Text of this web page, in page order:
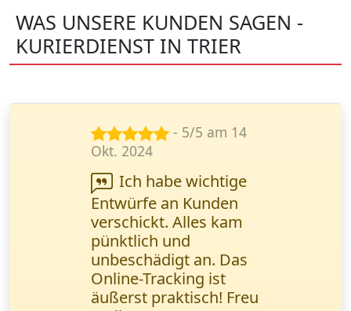
WAS UNSERE KUNDEN SAGEN -
KURIERDIENST IN TRIER
- 5/5 am 28
Mai 2024
Die Lieferung von
Ersatzteilen verlief
perfekt! Wanderfalke
Kurier hat die Fracht in
4 Stunden geliefert,
alles intakt. Der
Manager war sehr